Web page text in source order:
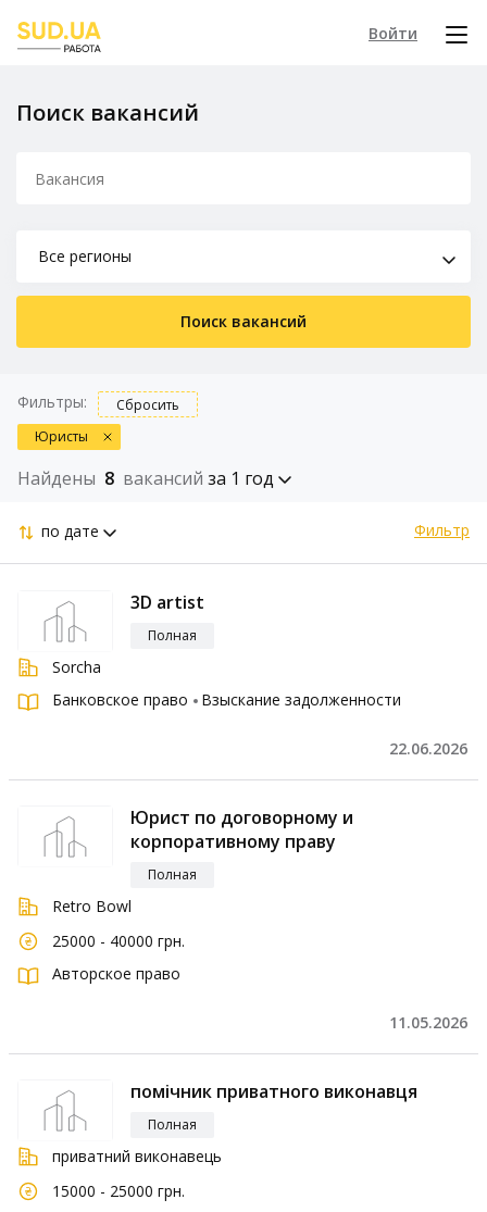
Войти
Поиск вакансий
Все регионы
Поиск вакансий
Фильтры:
Сбросить
Юристы
Найдены 8 вакансий за 1 год
по дате Фильтр
3D artist
Полная
Sorcha
Банковское право
Взыскание задолженности
22.06.2026
Юрист по договорному и
корпоративному праву
Полная
Retro Bowl
25000 - 40000 грн.
Авторское право
11.05.2026
помічник приватного виконавця
Полная
приватний виконавець
15000 - 25000 грн.